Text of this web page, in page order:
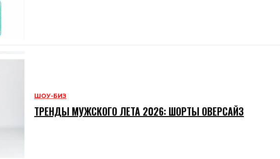
ШОУ-БИЗ
ТРЕНДЫ МУЖСКОГО ЛЕТА 2026: ШОРТЫ ОВЕРСАЙЗ